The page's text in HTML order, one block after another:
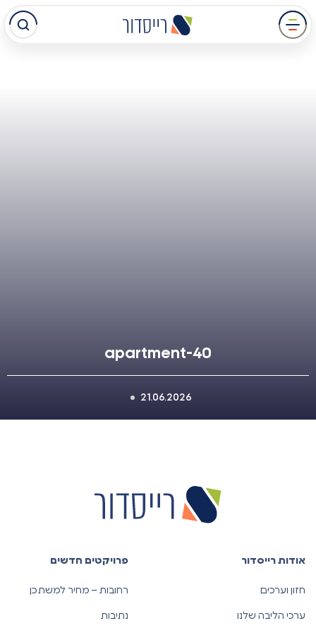
מעבר
לתוכן
apartment-40
21.06.2026
אודות רייסדור
חזון וערכים
ערכי הליבה שלנו
פרויקטים חדשים
רחובות – מחיר למשתכן
נתיבות